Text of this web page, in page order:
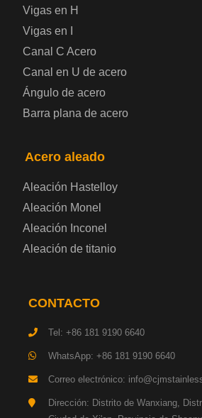
Chapa de acero a cuadros
Chapa de acero prelacada
Placa de acero laminado en frío
Placa de acero eléctrica
Placa de acero para cilindros de
Placa de acero estructural de alta
Chapa de acero estructural para
Vigas en H
Vigas en I
Canal C Acero
Canal en U de acero
Ángulo de acero
Barra plana de acero
Acero aleado
Aleación Hastelloy
Aleación Monel
Aleación Inconel
Aleación de titanio
CONTACTO
Tel: +86 181 9190 6640
WhatsApp: +86 181 9190 6640
Correo electrónico:
Dirección: Distrito de Wanxiang,